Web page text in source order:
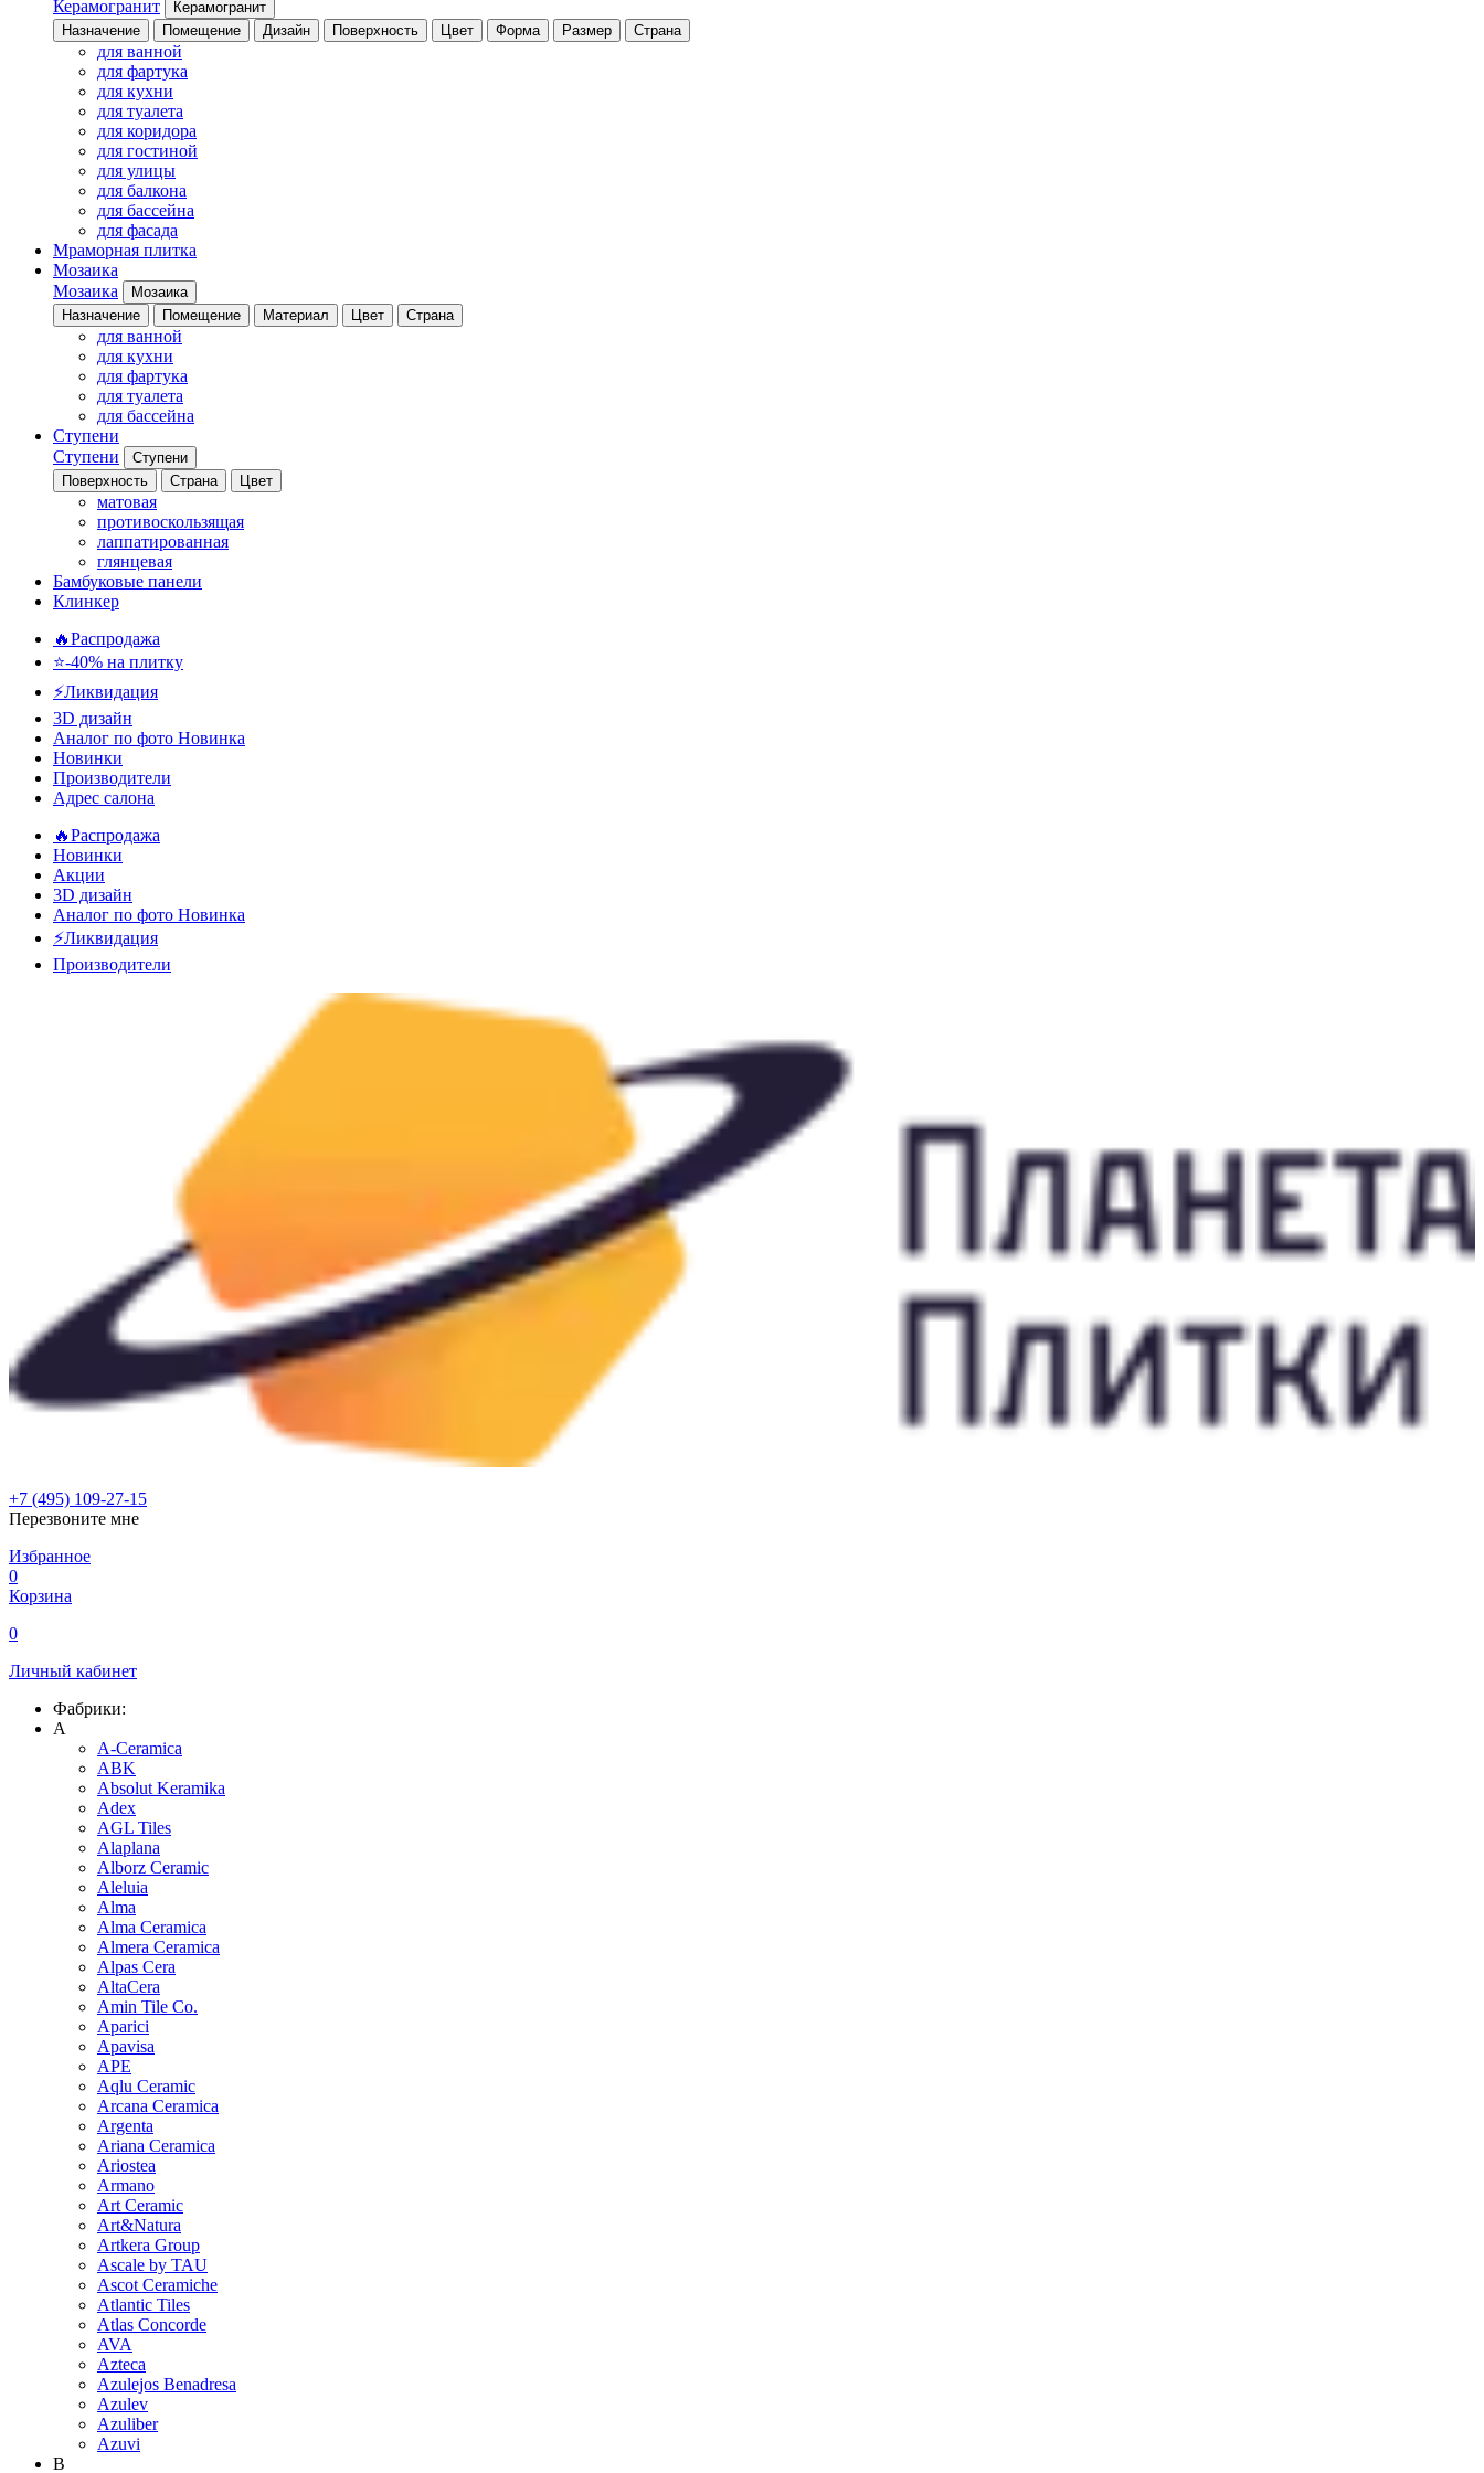
Керамогранит
Керамогранит
Назначение
Помещение Дизайн Поверхность Цвет Форма Размер Страна
для ванной
для фартука
для кухни
для туалета
для коридора
для гостиной
для улицы
для балкона
для бассейна
для фасада
Мраморная плитка
Мозаика
Мозаика
Мозаика
Назначение
Помещение Материал Цвет Страна
для ванной
для кухни
для фартука
для туалета
для бассейна
Ступени
Ступени
Ступени
Поверхность
Страна Цвет
матовая
противоскользящая
лаппатированная
глянцевая
Бамбуковые панели
Клинкер
🔥Распродажа
⭐-40% на плитку
⚡️Ликвидация
3D дизайн
Аналог по фото Новинка
Новинки
Производители
Адрес салона
🔥Распродажа
Новинки
Акции
3D дизайн
Аналог по фото Новинка
⚡Ликвидация
Производители
+7 (495) 109-27-15
Перезвоните мне
Избранное
0
Корзина
0
Личный кабинет
Фабрики:
A
A-Ceramica
ABK
Absolut Keramika
Adex
AGL Tiles
Alaplana
Alborz Ceramic
Aleluia
Alma
Alma Ceramica
Almera Ceramica
Alpas Cera
AltaCera
Amin Tile Co.
Aparici
Apavisa
APE
Aqlu Ceramic
Arcana Ceramica
Argenta
Ariana Ceramica
Ariostea
Armano
Art Ceramic
Art&Natura
Artkera Group
Ascale by TAU
Ascot Ceramiche
Atlantic Tiles
Atlas Concorde
AVA
Azteca
Azulejos Benadresa
Azulev
Azuliber
Azuvi
B